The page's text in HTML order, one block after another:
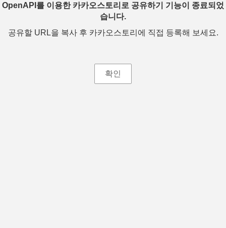
OpenAPI를 이용한 카카오스토리로 공유하기 기능이 종료되었
습니다.
공유할 URL을 복사 후 카카오스토리에 직접 등록해 보세요.
확인